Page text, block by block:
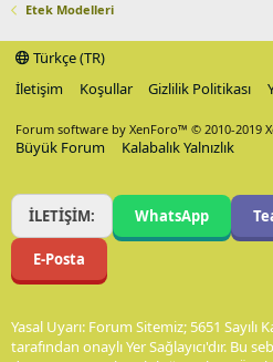
Etek Modelleri
Türkçe (TR)
İletişim
Koşullar Gizlilik Politikası
Forum software by XenForo™ © 2010-2019
Büyük Forum Kalabalık Yalnızlık
İLETİŞİM: WhatsApp
E-Posta
Yasal Uyarı: Forum Sitemiz; 5651 Sayılı
tarafından onaylı Yer Sağlayıcı'dır. Bu